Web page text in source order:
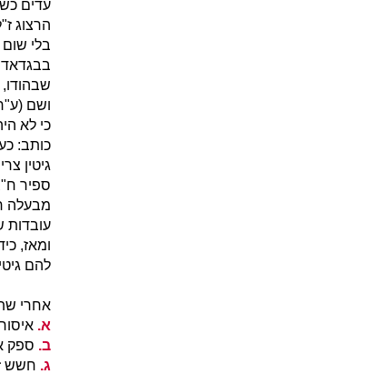
עדים
הרצוג
בלי
ושם
כי לא
כותב:
גיטין
ספיר
מבעלה
עובדות
ומאז,
להם
אחרי
א.
ב. ספק
ג. חשש